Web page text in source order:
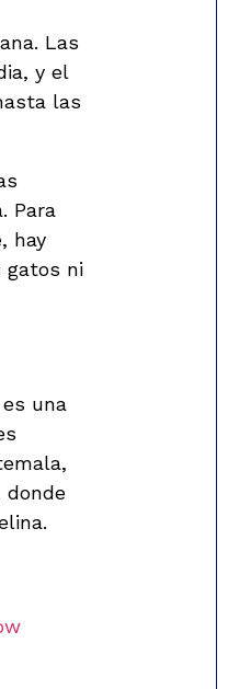
Las
y el
las
Para
hay
gatos ni
una
donde